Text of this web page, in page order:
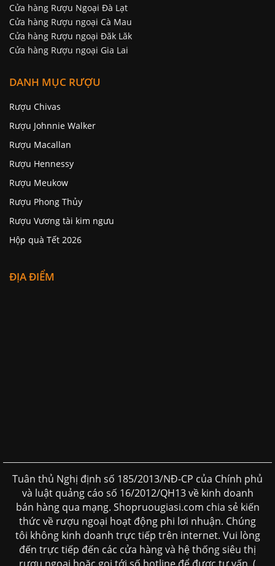
Cửa hàng Rượu Ngoại Đà Lạt
Cửa hàng Rượu ngoại Cà Mau
Cửa hàng Rượu ngoại Đăk Lăk
Cửa hàng Rượu ngoại Gia Lai
DANH MỤC RƯỢU
Rượu Chivas
Rượu Johnnie Walker
Rượu Macallan
Rượu Hennessy
Rượu Meukow
Rượu Phong Thủy
Rượu Vương tài kim ngưu
Hộp quà Tết 2026
ĐỊA ĐIỂM
Tuân thủ Nghị định số 185/2013/NĐ-CP của Chính phủ
và luật quảng cáo số 16/2012/QH13 về kinh doanh
bán hàng qua mạng. Shopruougiasi.com chia sẻ kiến
thức về rượu ngoại hoạt động phi lơi nhuận. Chúng
tôi không kinh doanh trực tiếp trên internet. Vui lòng
đến trực tiếp đến các cửa hàng và hệ thống siêu thị
rượu ngoại hoặc gọi tới số hotline để được tư vấn. (